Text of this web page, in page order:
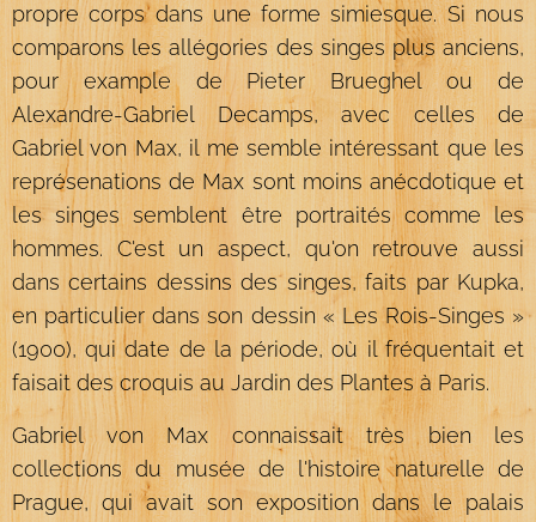
propre corps dans une forme simiesque. Si nous
comparons les allégories des singes plus anciens,
pour example de Pieter Brueghel ou de
Alexandre-Gabriel Decamps, avec celles de
Gabriel von Max, il me semble intéressant que les
représenations de Max sont moins anécdotique et
les singes semblent être portraités comme les
hommes. C'est un aspect, qu'on retrouve aussi
dans certains dessins des singes, faits par Kupka,
en particulier dans son dessin « Les Rois-Singes »
(1900), qui date de la période, où il fréquentait et
faisait des croquis au Jardin des Plantes à Paris.
Gabriel von Max connaissait très bien les
collections du musée de l'histoire naturelle de
Prague, qui avait son exposition dans le palais